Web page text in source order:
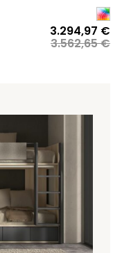
3.562,65€
3.294,97 €